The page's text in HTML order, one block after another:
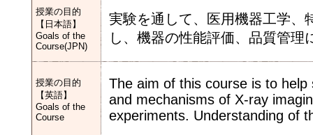
授業の目的
【日本語】
Goals of the
Course(JPN)
実験を通して、医用機器工学、
し、機器の性能評価、品質管理
授業の目的
【英語】
Goals of the
Course
The aim of this course is to
and mechanisms of X-ray
experiments. Understanding of